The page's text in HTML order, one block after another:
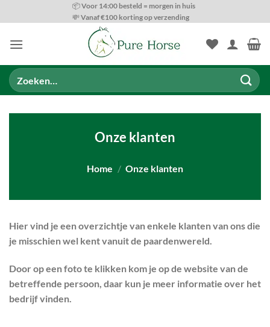
naar
📦 Voor 14:00 besteld = morgen in huis
💸 Vanaf €100 korting op verzending
Zoeken
naar:
Onze klanten
Home / Onze klanten
Hier vind je een overzichtje van enkele klanten van ons die
je misschien wel kent vanuit de paardenwereld.
Door op een foto te klikken kom je op de website van de
betreffende persoon, daar kun je meer informatie over het
bedrijf vinden.